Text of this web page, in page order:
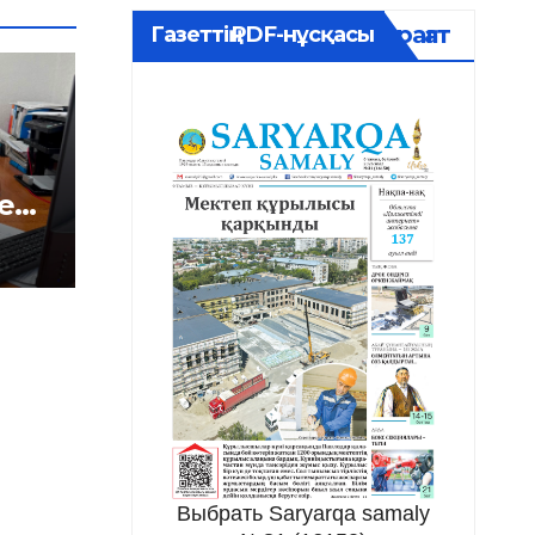
Газеттің PDF-нұсқасыМұрағат
Выбрать Saryarqa samaly